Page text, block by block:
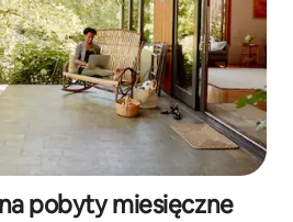
pobyty miesięczne